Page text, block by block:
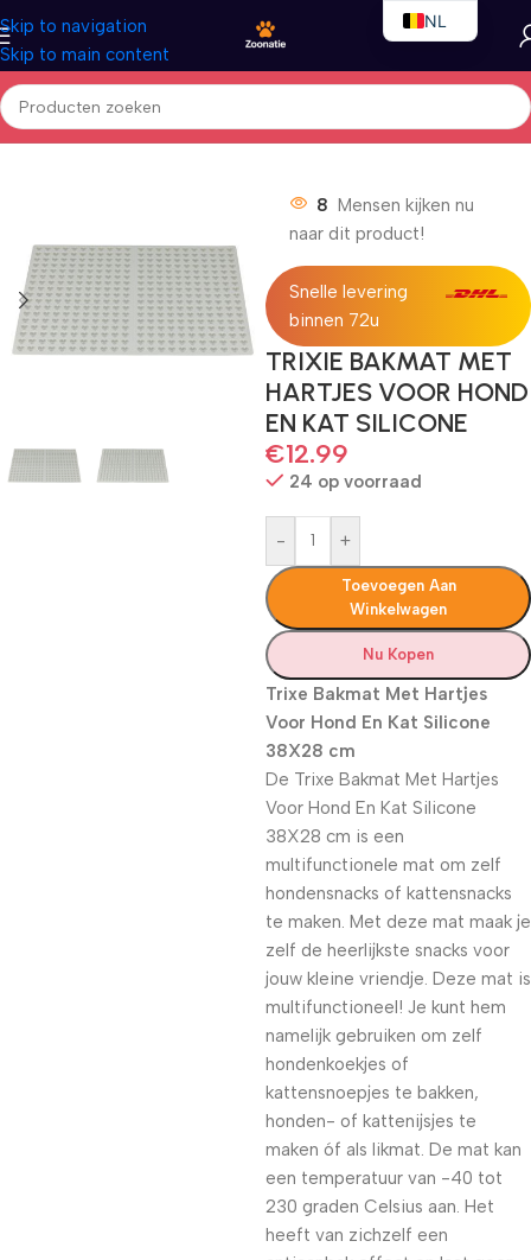
Skip to navigation
Skip to main content
Home/DIVERSEN
8 Mensen kijken nu
naar dit product!
Snelle levering
binnen 72u
TRIXIE BAKMAT MET
HARTJES VOOR HOND
EN KAT SILICONE
€12.99
24 op voorraad
- +
Toevoegen Aan
Winkelwagen
Nu Kopen
Trixe Bakmat Met Hartjes
Voor Hond En Kat Silicone
38X28 cm
De Trixe Bakmat Met Hartjes
Voor Hond En Kat Silicone
38X28 cm is een
multifunctionele mat om zelf
hondensnacks of kattensnacks
te maken. Met deze mat maak je
zelf de heerlijkste snacks voor
jouw kleine vriendje. Deze mat is
multifunctioneel! Je kunt hem
namelijk gebruiken om zelf
hondenkoekjes of
kattensnoepjes te bakken,
honden- of kattenijsjes te
maken óf als likmat. De mat kan
een temperatuur van -40 tot
230 graden Celsius aan. Het
heeft van zichzelf een
NL